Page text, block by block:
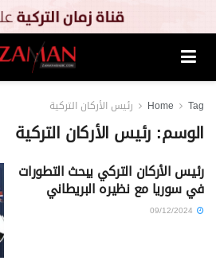
Home Tag رئيس الأركان التركية
الوسم: رئيس الأركان التركية
رئيس الأركان التركي يبحث التطورات
في سوريا مع نظيره البريطاني